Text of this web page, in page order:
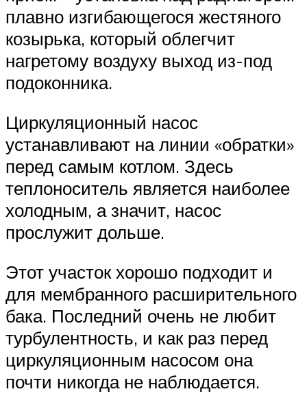
плавно изгибающегося жестяного
козырька, который облегчит
нагретому воздуху выход из-под
подоконника.
Циркуляционный насос
устанавливают на линии «обратки»
перед самым котлом. Здесь
теплоноситель является наиболее
холодным, а значит, насос
прослужит дольше.
Этот участок хорошо подходит и
для мембранного расширительного
бака. Последний очень не любит
турбулентность, и как раз перед
циркуляционным насосом она
почти никогда не наблюдается.